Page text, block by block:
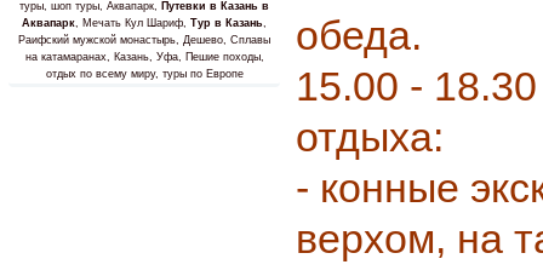
туры, шоп туры, Аквапарк, Путевки в Казань в
Аквапарк, Мечать Кул Шариф, Тур в Казань,
Раифский мужской монастырь, Дешево, Сплавы
на катамаранах, Казань, Уфа, Пешие походы,
отдых по всему миру, туры по Европе
обеда.
15.00 -
отдыха:
- конные
верхом, на